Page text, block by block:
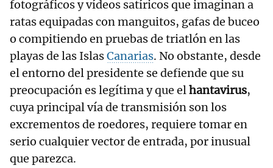
fotográficos y vídeos satíricos que imaginan a
ratas equipadas con manguitos, gafas de buceo
o compitiendo en pruebas de triatlón en las
playas de las IslasCanarias. No obstante, desde
el entorno del presidente se defiende que su
preocupación es legítima y que elhantavirus,
cuya principal vía de transmisión son los
excrementos de roedores, requiere tomar en
serio cualquier vector de entrada, por inusual
que parezca.